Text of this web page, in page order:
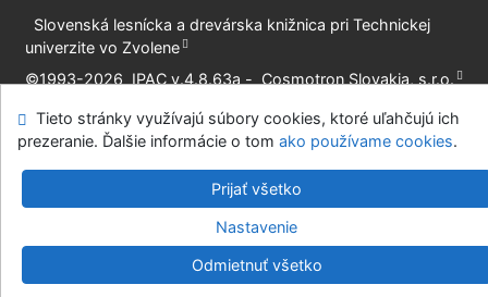
Slovenská lesnícka a drevárska knižnica pri Technickej
univerzite vo Zvolene
©1993-2026 IPAC v.4.8.63a - Cosmotron Slovakia, s.r.o.
Tieto stránky využívajú súbory cookies, ktoré uľahčujú ich
prezeranie. Ďalšie informácie o tom ako používame cookies.
Prijať všetko
Nastavenie
Odmietnuť všetko